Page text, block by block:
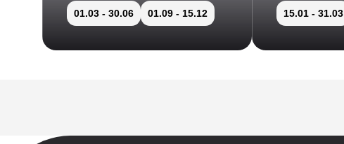
01.03- 30.06 01.09- 15.12 15.01- 31.03